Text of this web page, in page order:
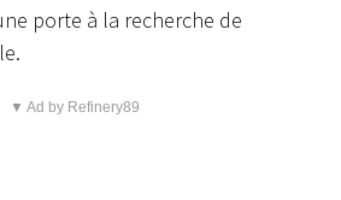
porte à la recherche de
▼ Ad by Refinery89